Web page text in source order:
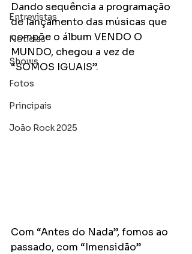
Entrevistas
Notícias
Shows
Fotos
Principais
João Rock 2025
Dando sequência a programação
de lançamento das músicas que
compõe o álbum VENDO O
MUNDO, chegou a vez de
“SOMOS IGUAIS”.
Com “Antes do Nada”, fomos ao
passado, com “Imensidão”